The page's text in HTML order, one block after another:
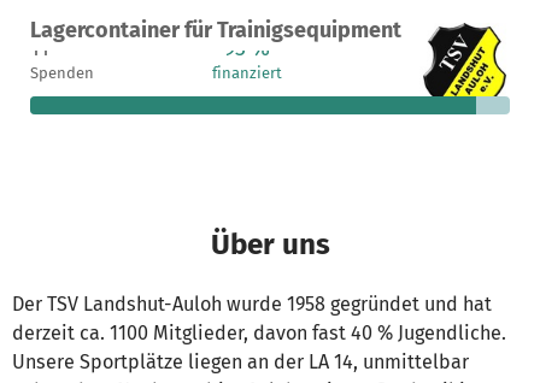
Lagercontainer für Trainigsequipment
Ein Projekt in Landshut, Deutschland
11
Spenden
93 %
finanziert
232 €
fehlen noch
Über uns
Der TSV Landshut-Auloh wurde 1958 gegründet und hat
derzeit ca. 1100 Mitglieder, davon fast 40 % Jugendliche.
Unsere Sportplätze liegen an der LA 14, unmittelbar